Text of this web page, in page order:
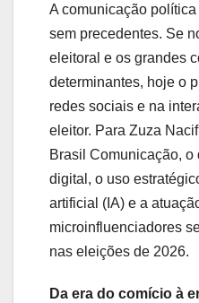
A comunicação
sem precedentes. Se
eleitoral e os grandes
determinantes, hoje o
redes sociais e na
eleitor. Para Zuza
Brasil Comunicação,
digital, o uso
artificial (IA) e a
microinfluenciadores
nas eleições de 2026.
Da era do comício à